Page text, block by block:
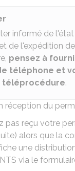
informé de
de l'expédition
pensez à
téléphone et
téléprocédure.
réception du
pas reçu votre
alors que la
une
via le